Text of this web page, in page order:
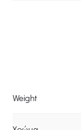
Weight